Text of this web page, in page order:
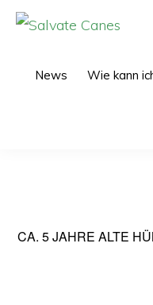
Zur
Zum
News Wie kann
CA. 5 JAHRE ALTE